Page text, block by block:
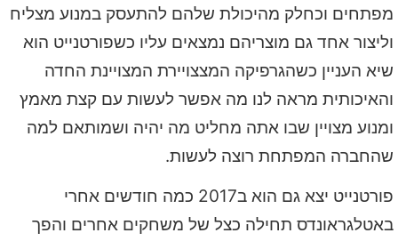
מפתחים וכחלק מהיכולת שלהם להתעסק במנוע מצליח
וליצור אחד גם מוצריהם נמצאים עליו כשפורטנייט הוא
שיא העניין כשהגרפיקה המצצויירת המצויינת החדה
והאיכותית מראה לנו מה אפשר לעשות עם קצת מאמץ
ומנוע מצויין שבו אתה מחליט מה יהיה ושמותאם למה
שהחברה המפתחת רוצה לעשות.
פורטנייט יצא גם הוא ב2017 כמה חודשים אחרי
באטלגראונדס תחילה כצל של משחקים אחרים והפך